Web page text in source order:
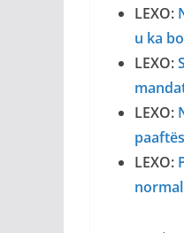
LEXO:
u ka
LEXO:
LEXO:
LEXO: